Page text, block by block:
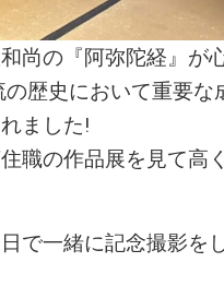
尚の『阿弥陀経』が
歴史において重要な
ました!
職の作品展を見て高
で一緒に記念撮影を